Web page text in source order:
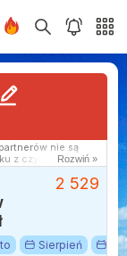
nie są
z czym ceny i
od aktualnych.
jak najmniejsze.
Rozwiń »
2 529
Sierpień